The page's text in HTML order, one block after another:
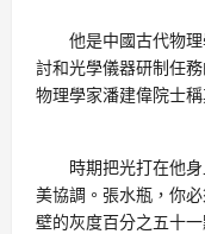
他是中國古代物理
討和光學儀器研制任
物理學家潘建偉院士
時期把光打在他身
美協調。張水瓶，你
壁的灰度百分之五十